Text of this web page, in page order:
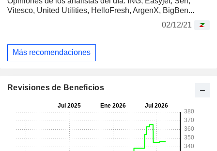
Vitesco, United Utilities, HelloFresh, ArgenX, BigBen...
02/12/21
Más recomendaciones
Revisiones de Beneficios